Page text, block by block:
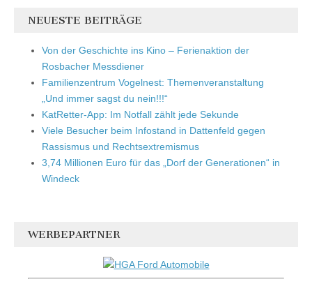
NEUESTE BEITRÄGE
Von der Geschichte ins Kino – Ferienaktion der
Rosbacher Messdiener
Familienzentrum Vogelnest: Themenveranstaltung
„Und immer sagst du nein!!!“
KatRetter-App: Im Notfall zählt jede Sekunde
Viele Besucher beim Infostand in Dattenfeld gegen
Rassismus und Rechtsextremismus
3,74 Millionen Euro für das „Dorf der Generationen“ in
Windeck
WERBEPARTNER